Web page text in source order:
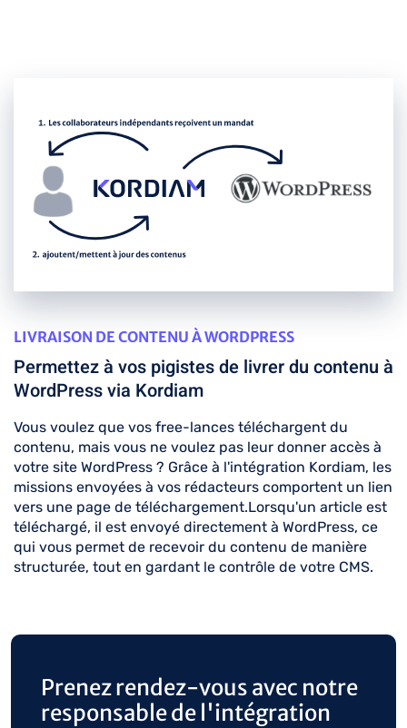
LIVRAISON DE CONTENU À WORDPRESS
Permettez à vos pigistes de livrer du contenu à
WordPress via Kordiam
Vous voulez que vos free-lances téléchargent du
contenu, mais vous ne voulez pas leur donner accès à
votre site WordPress ? Grâce à l'intégration Kordiam, les
missions envoyées à vos rédacteurs comportent un lien
vers une page de téléchargement.Lorsqu'un article est
téléchargé, il est envoyé directement à WordPress, ce
qui vous permet de recevoir du contenu de manière
structurée, tout en gardant le contrôle de votre CMS.
Prenez rendez-vous avec notre
responsable de l'intégration